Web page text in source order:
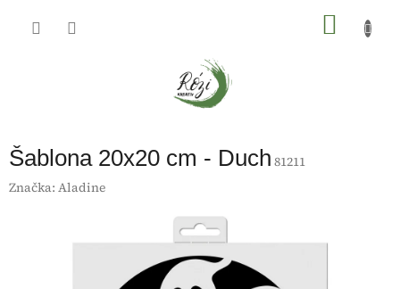
Šablona 20x20 cm - Duch 81211
Značka: Aladine